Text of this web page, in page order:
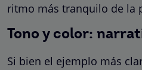
ritmo más tranquilo de la
Tono y color:
Si bien el ejemplo más